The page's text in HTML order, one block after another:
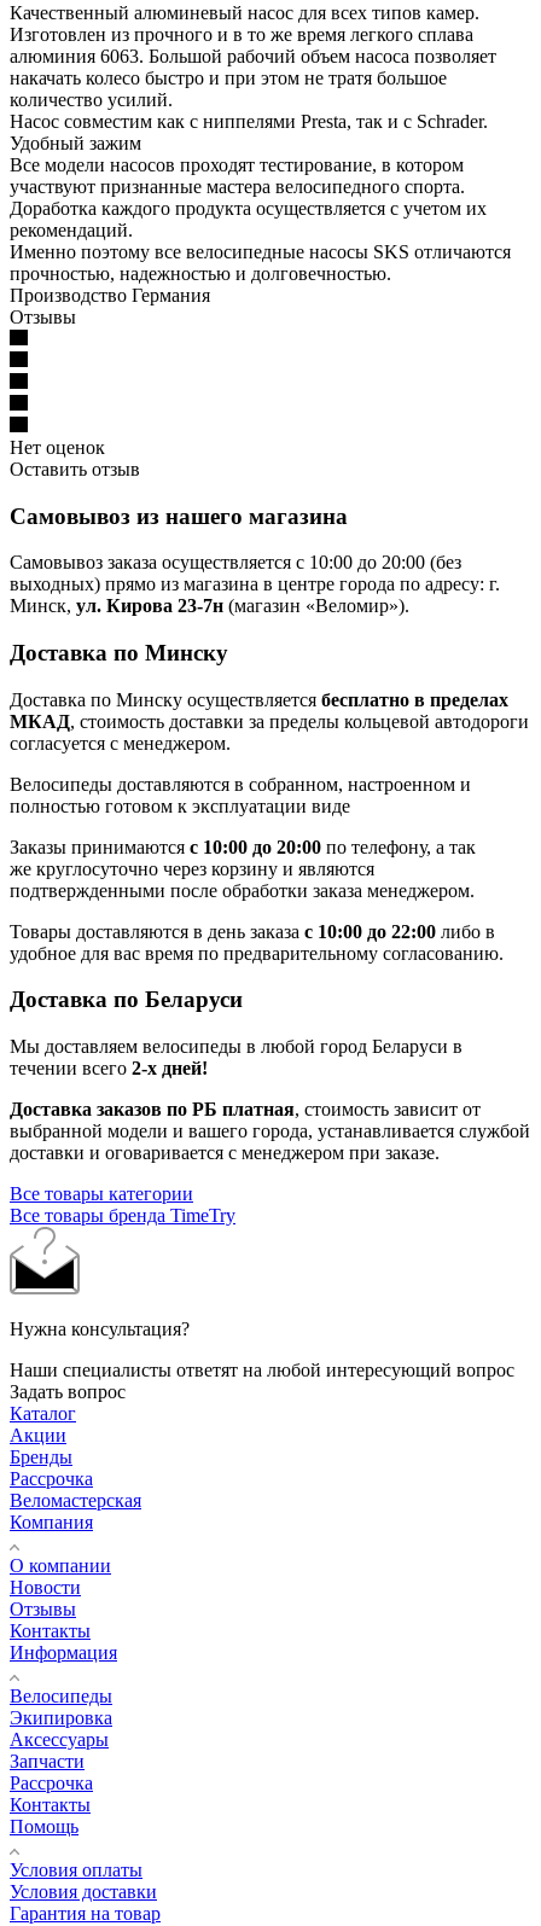
Качественный алюминевый насос для всех типов камер.
Изготовлен из прочного и в то же время легкого сплава
алюминия 6063. Большой рабочий объем насоса позволяет
накачать колесо быстро и при этом не тратя большое
количество усилий.
Насос совместим как с ниппелями Presta, так и с Schrader.
Удобный зажим
Все модели насосов проходят тестирование, в котором
участвуют признанные мастера велосипедного спорта.
Доработка каждого продукта осуществляется с учетом их
рекомендаций.
Именно поэтому все велосипедные насосы SKS отличаются
прочностью, надежностью и долговечностью.
Производство Германия
Отзывы
Нет оценок
Оставить отзыв
Самовывоз из нашего магазина
Самовывоз заказа осуществляется с 10:00 до 20:00 (без
выходных) прямо из магазина в центре города по адресу: г.
Минск, ул. Кирова 23-7н (магазин «Веломир»).
Доставка по Минску
Доставка по Минску осуществляется бесплатно в пределах
МКАД, стоимость доставки за пределы кольцевой автодороги
согласуется с менеджером.
Велосипеды доставляются в собранном, настроенном и
полностью готовом к эксплуатации виде
Заказы принимаются с 10:00 до 20:00 по телефону, а так
же круглосуточно через корзину и являются
подтвержденными после обработки заказа менеджером.
Товары доставляются в день заказа с 10:00 до 22:00 либо в
удобное для вас время по предварительному согласованию.
Доставка по Беларуси
Мы доставляем велосипеды в любой город Беларуси в
течении всего 2-х дней!
Доставка заказов по РБ платная, стоимость зависит от
выбранной модели и вашего города, устанавливается службой
доставки и оговаривается с менеджером при заказе.
Все товары категории
Все товары бренда TimeTry
Нужна консультация?
Наши специалисты ответят на любой интересующий вопрос
Задать вопрос
Каталог
Акции
Бренды
Рассрочка
Веломастерская
Компания
О компании
Новости
Отзывы
Контакты
Информация
Велосипеды
Экипировка
Аксессуары
Запчасти
Рассрочка
Контакты
Помощь
Условия оплаты
Условия доставки
Гарантия на товар